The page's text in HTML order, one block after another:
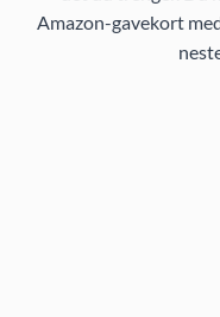
Amazon-gavekort